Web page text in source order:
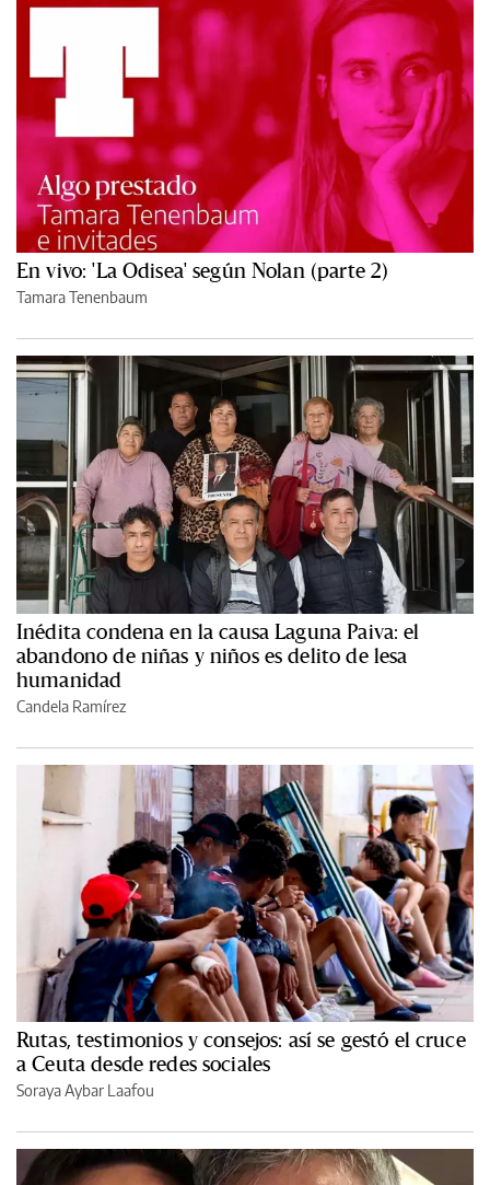
En vivo: 'La Odisea' según Nolan (parte 2)
Tamara Tenenbaum
Inédita condena en la causa Laguna Paiva: el
abandono de niñas y niños es delito de lesa
humanidad
Candela Ramírez
Rutas, testimonios y consejos: así se gestó el cruce
a Ceuta desde redes sociales
Soraya Aybar Laafou